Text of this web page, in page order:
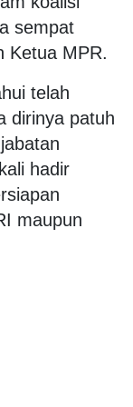
sempat
Ketua MPR.
telah
dirinya patuh
hadir
maupun